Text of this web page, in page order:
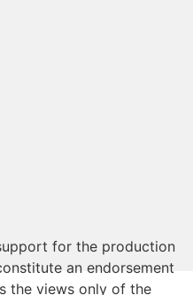
for the production
an endorsement
the views only of the
strumenti